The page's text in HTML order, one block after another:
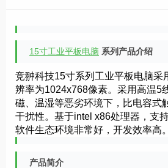
15寸工业平板电脑 系列产品介绍
竞翀科技15寸系列工业平板电脑采
辨率为1024x768像素。采用高温5
磁、温湿等恶劣环境下，比电容式
干扰性。基于intel x86处理器，支
软件生态环境非常好，开发效率高。
产品简介